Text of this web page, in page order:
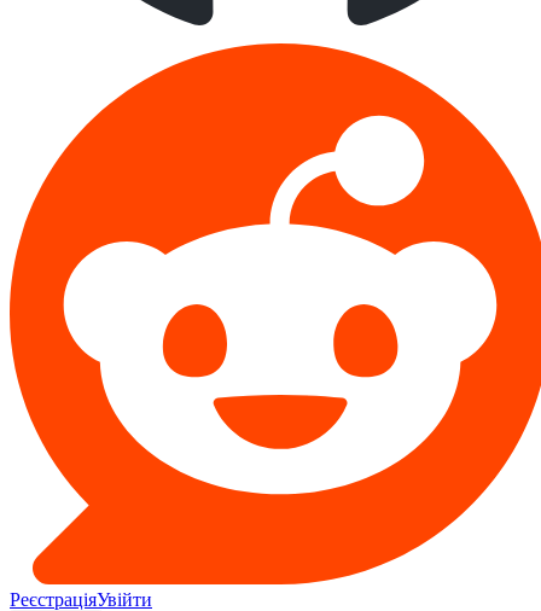
РеєстраціяУвійти